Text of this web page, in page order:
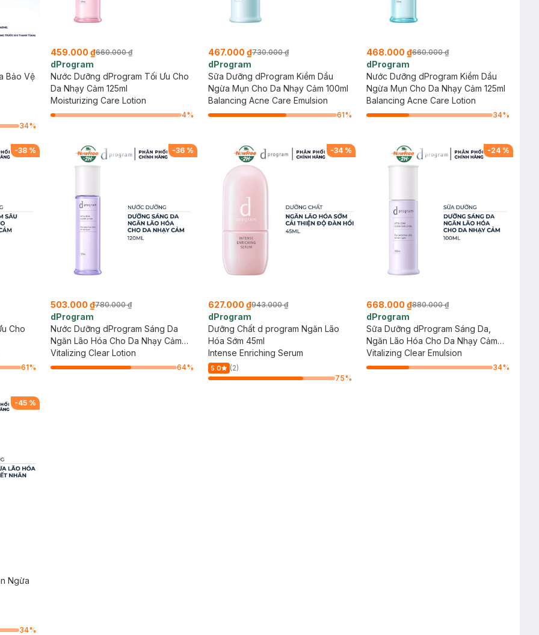
Bảo Vệ
34%
459.000 ₫660.000 ₫
dProgram
Nước Dưỡng dProgram Tối Ưu Cho
Da Nhạy Cảm 125ml
Moisturizing Care Lotion
4%
467.000 ₫730.000 ₫
dProgram
Sữa Dưỡng dProgram Kiềm Dầu
Ngừa Mụn Cho Da Nhạy Cảm 100ml
Balancing Acne Care Emulsion
61%
468.000 ₫660.000 ₫
dProgram
Nước Dưỡng dProgram Kiềm Dầu
Ngừa Mụn Cho Da Nhạy Cảm 125ml
Balancing Acne Care Lotion
34%
-38%
Cho
61%
-36 %
503.000 ₫780.000 ₫
dProgram
Nước Dưỡng dProgram Sáng Da
Ngăn Lão Hóa Cho Da Nhạy Cảm
125ml
Vitalizing Clear Lotion
64%
-34%
627.000 ₫943.000 ₫
dProgram
Dưỡng Chất d program Ngăn Lão
Hóa Sớm 45ml
Intense Enriching Serum
5.0
(2)
75%
-24 %
668.000 ₫880.000 ₫
dProgram
Sữa Dưỡng dProgram Sáng Da,
Ngăn Lão Hóa Cho Da Nhạy Cảm
100ml
Vitalizing Clear Emulsion
34%
-45%
Ngừa
34%